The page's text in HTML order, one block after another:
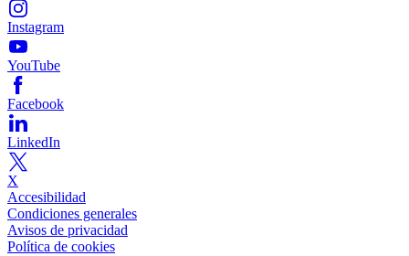
Instagram
YouTube
Facebook
LinkedIn
X
Accesibilidad
Condiciones generales
Avisos de privacidad
Política de cookies